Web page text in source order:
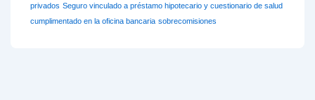
privados Seguro vinculado a préstamo hipotecario y cuestionario de salud
cumplimentado en la oficina bancaria sobrecomisiones